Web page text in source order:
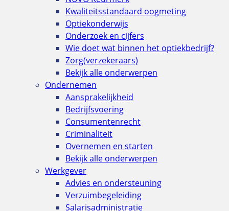
Kwaliteitsstandaard oogmeting
Optiekonderwijs
Onderzoek en cijfers
Wie doet wat binnen het optiekbedrijf?
Zorg(verzekeraars)
Bekijk alle onderwerpen
Ondernemen
Aansprakelijkheid
Bedrijfsvoering
Consumentenrecht
Criminaliteit
Overnemen en starten
Bekijk alle onderwerpen
Werkgever
Advies en ondersteuning
Verzuimbegeleiding
Salarisadministratie